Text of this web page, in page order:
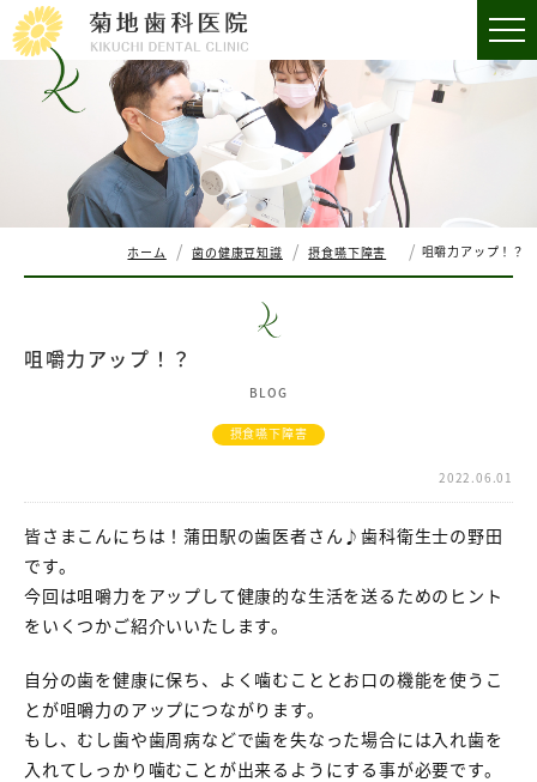
ホーム 歯の健康豆知識 摂食嚥下障害 咀嚼力アップ！？
咀嚼力アップ！？
BLOG
摂食嚥下障害
2022.06.01
皆さまこんにちは！蒲田駅の歯医者さん♪歯科衛生士の野田
です。
今回は咀嚼力をアップして健康的な生活を送るためのヒント
をいくつかご紹介いいたします。
自分の歯を健康に保ち、よく噛むこととお口の機能を使うこ
とが咀嚼力のアップにつながります。
もし、むし歯や歯周病などで歯を失なった場合には入れ歯を
入れてしっかり噛むことが出来るようにする事が必要です。